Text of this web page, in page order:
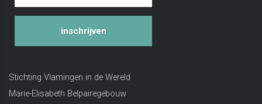
inschrijven
Stichting Vlamingen in de Wereld
Marie-Elisabeth Belpairegebouw